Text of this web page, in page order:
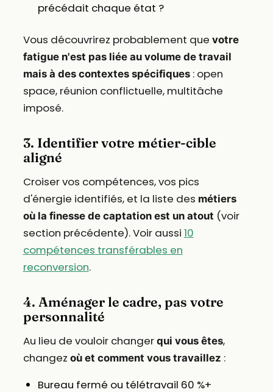
précédait chaque état ?
Vous découvrirez probablement que votre
fatigue n'est pas liée au volume de travail
mais à des contextes spécifiques: open
space, réunion conflictuelle, multitâche
imposé.
3. Identifier votre métier-cible
aligné
Croiser vos compétences, vos pics
d'énergie identifiés, et la liste des métiers
où la finesse de captation est un atout (voir
section précédente). Voir aussi 10
compétences transférables en
reconversion.
4. Aménager le cadre, pas votre
personnalité
Au lieu de vouloir changer qui vous êtes,
changez où et comment vous travaillez :
Bureau fermé ou télétravail 60 %+